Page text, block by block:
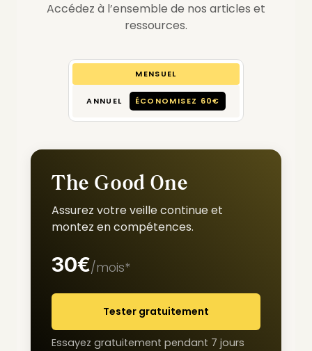
Accédez à l’ensemble de nos articles et
ressources.
MENSUEL
ANNUEL ÉCONOMISEZ 60€
The Good One
Assurez votre veille continue et
montez en compétences.
30€/mois*
Tester gratuitement
Essayez gratuitement pendant 7 jours